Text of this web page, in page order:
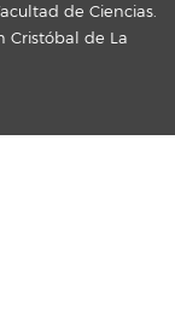
de Ciencias.
Cristóbal de La